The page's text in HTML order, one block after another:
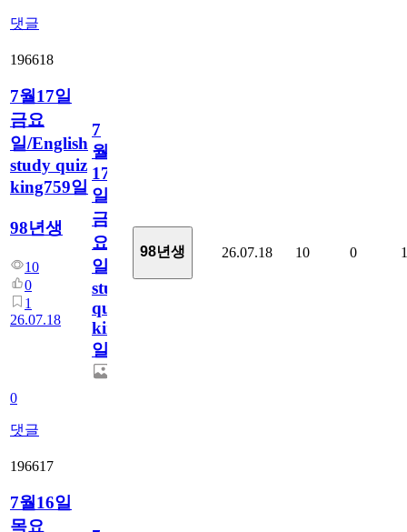
댓글
196618
7월17일
금요
일/English
study quiz
king759일
98년생
10
0
1
26.07.18
0
댓글
7
월
17
일
금
요
일/English
study
quiz
king759
일
98년생 26.07.18 10 0 1
196617
7월16일
목요